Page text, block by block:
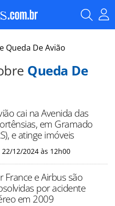
Queda De Avião
Queda De
cai na Avenida das
em Gramado
e atinge imóveis
22/12/2024 às 12h00
France e Airbus são
por acidente
em 2009